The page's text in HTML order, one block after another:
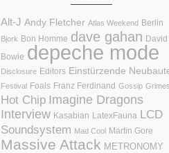
Alt-J Andy Fletcher Atlas Weekend Berlin
Bjork Bon Homme dave gahan David
Bowie depeche mode
Disclosure Editors Einstürzende
Festival Foals Franz Ferdinand Gossip Grimes
Hot Chip Imagine Dragons
Interview Kasabian LatexFauna LCD
Soundsystem Mad Cool Martin Gore
Massive Attack METRONOMY